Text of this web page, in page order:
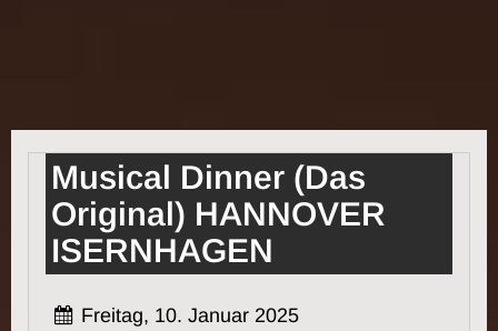
Musical Dinner (Das
Original) HANNOVER
ISERNHAGEN
Freitag, 10. Januar 2025